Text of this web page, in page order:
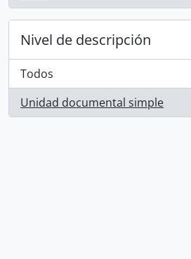
Nivel de descripción
Todos
Unidad documental simple
, 9 resultados